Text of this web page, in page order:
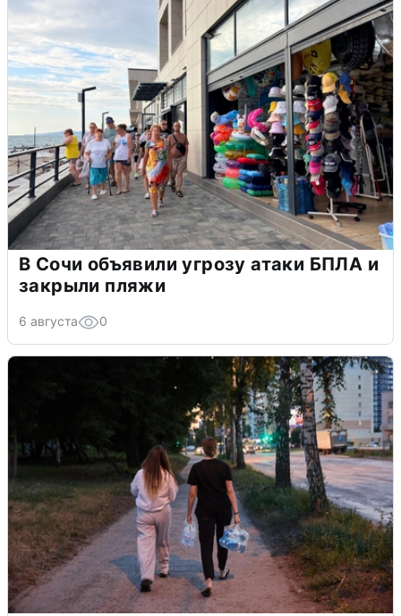
В Сочи объявили угрозу атаки БПЛА и
закрыли пляжи
6 августа 0